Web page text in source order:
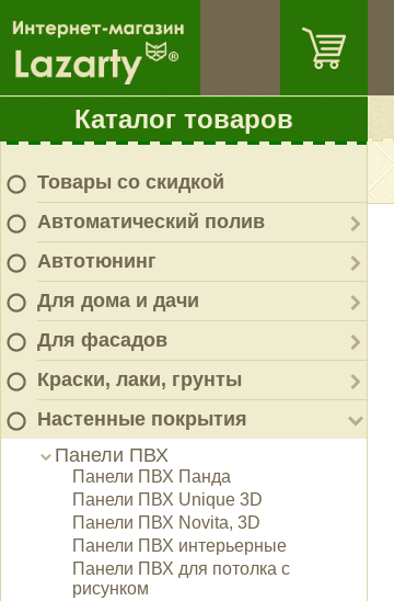
Каталог товаров
Товары со скидкой
Автоматический полив
Автотюнинг
Для дома и дачи
Для фасадов
Краски, лаки, грунты
Настенные покрытия
Панели ПВХ
Панели ПВХ Панда
Панели ПВХ Unique 3D
Панели ПВХ Novita, 3D
Панели ПВХ интерьерные
Панели ПВХ для потолка с
рисунком